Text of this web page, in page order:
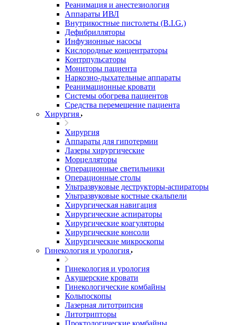
Реанимация и анестезиология
Аппараты ИВЛ
Внутрикостные пистолеты (B.I.G.)
Дефибрилляторы
Инфузионные насосы
Кислородные концентраторы
Контрпульсаторы
Мониторы пациента
Наркозно-дыхательные аппараты
Реанимационные кровати
Системы обогрева пациентов
Средства перемещение пациента
Хирургия
Хирургия
Аппараты для гипотермии
Лазеры хирургические
Морцелляторы
Операционные светильники
Операционные столы
Ультразвуковые деструкторы-аспираторы
Ультразвуковые костные скальпели
Хирургическая навигация
Хирургические аспираторы
Хирургические коагуляторы
Хирургические консоли
Хирургические микроскопы
Гинекология и урология
Гинекология и урология
Акушерские кровати
Гинекологические комбайны
Кольпоскопы
Лазерная литотрипсия
Литотрипторы